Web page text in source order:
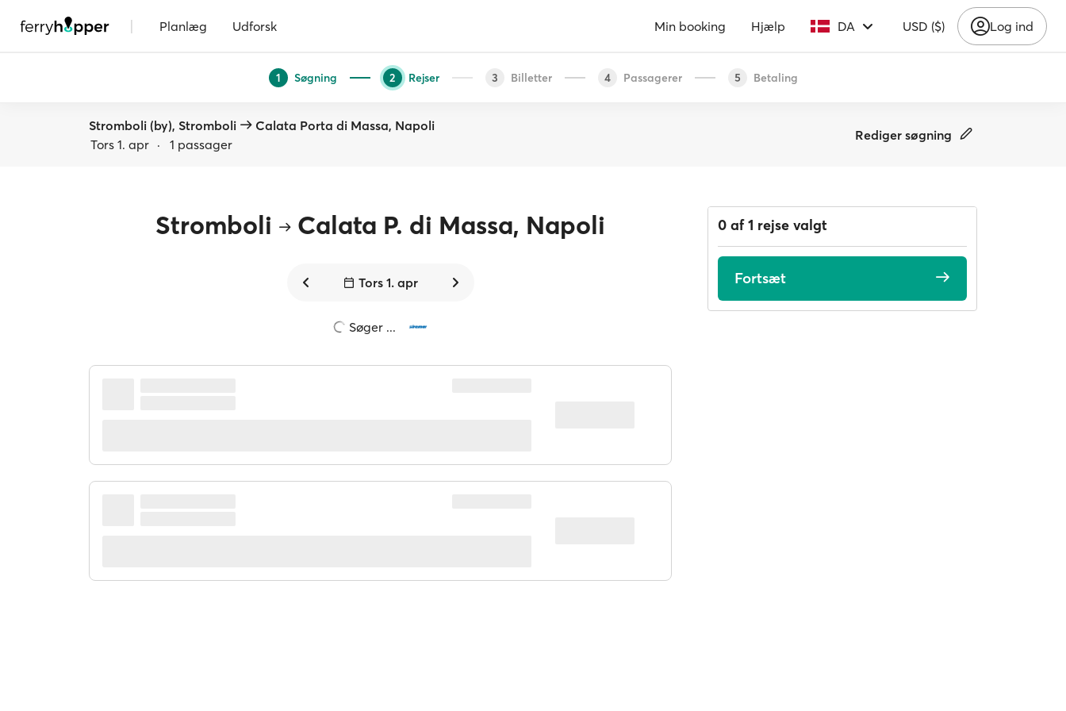
| Planlæg Udforsk Min booking Hjælp DA USD ($) Log ind
1 Søgning 2 Rejser 3 Billetter 4 Passagerer 5 Betaling
Stromboli (by), Stromboli
Calata Porta di Massa, Napoli
Tors 1. apr · 1 passager
Rediger søgning
Stromboli Calata P. di Massa, Napoli
Tors 1. apr
Søger ...
0 af 1 rejse valgt
Fortsæt